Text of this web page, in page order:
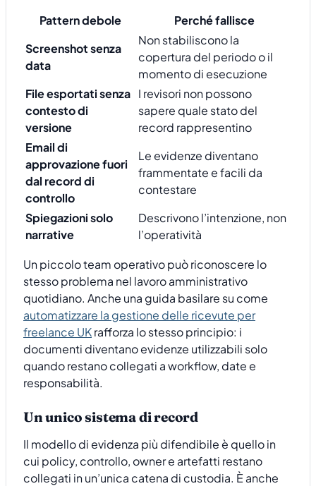
Pattern debole
Perché fallisce
Screenshot senza
data
Non stabiliscono la
copertura del periodo o il
momento di esecuzione
File esportati senza
contesto di
versione
I revisori non possono
sapere quale stato del
record rappresentino
Email di
approvazione fuori
dal record di
controllo
Le evidenze diventano
frammentate e facili da
contestare
Spiegazioni solo
narrative
Descrivono l’intenzione, non
l’operatività
Un piccolo team operativo può riconoscere lo
stesso problema nel lavoro amministrativo
quotidiano. Anche una guida basilare su come
automatizzare la gestione delle ricevute per
freelance UKrafforza lo stesso principio: i
documenti diventano evidenze utilizzabili solo
quando restano collegati a workflow, date e
responsabilità.
Un unico sistema di record
Il modello di evidenza più difendibile è quello in
cui policy, controllo, owner e artefatti restano
collegati in un’unica catena di custodia. È anche